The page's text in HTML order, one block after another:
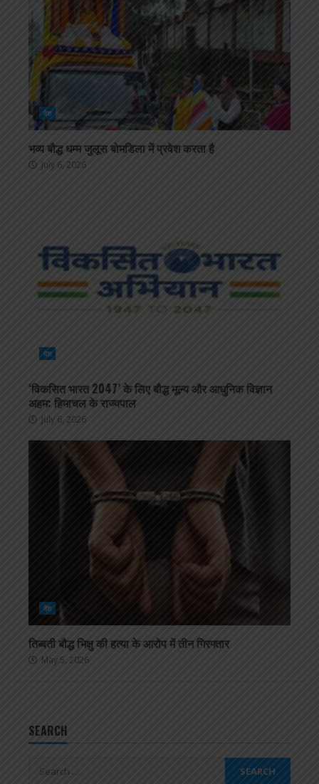
देश
भव्य बौद्ध धम्म जुलूस बोमडिला में प्रवेश करता है
July 6, 2026
देश
‘विकसित भारत 2047’ के लिए बौद्ध मूल्य और आधुनिक विज्ञान
अहम: हिमाचल के राज्यपाल
July 6, 2026
देश
तिब्बती बौद्ध भिक्षु की हत्या के आरोप में तीन गिरफ्तार
May 5, 2026
SEARCH
Search